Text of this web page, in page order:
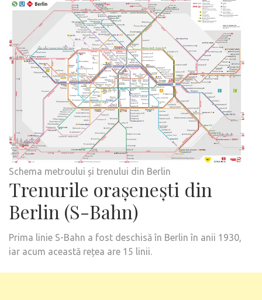
Schema metroului și trenului din Berlin
Trenurile orașenești din
Berlin (S-Bahn)
Prima linie S-Bahn a fost deschisă în Berlin în anii 1930,
iar acum această rețea are 15 linii.